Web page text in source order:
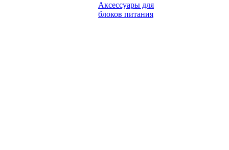
Аксессуары для
блоков питания